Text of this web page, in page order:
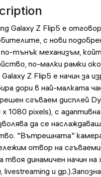
Galaxy Z Flip5 е
с нови
тънък механизъм,
по-малки рамки
Z Flip5 е начин за
дори в най-малката
сгъваем дисплей
1080 pixels), с
да се
"Вътрешната"
отвор на
твоя динамичен начин
livestreaming и